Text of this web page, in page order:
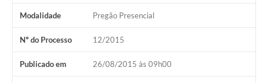
Modalidade Pregão Presencial
Nº do Processo 12/2015
Publicado em 26/08/2015 às 09h00